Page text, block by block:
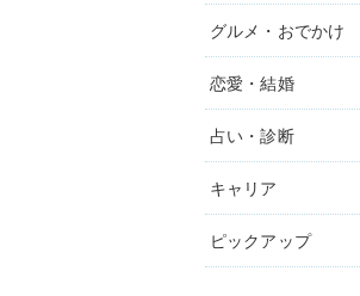
グルメ・おでかけ
恋愛・結婚
占い・診断
キャリア
ピックアップ